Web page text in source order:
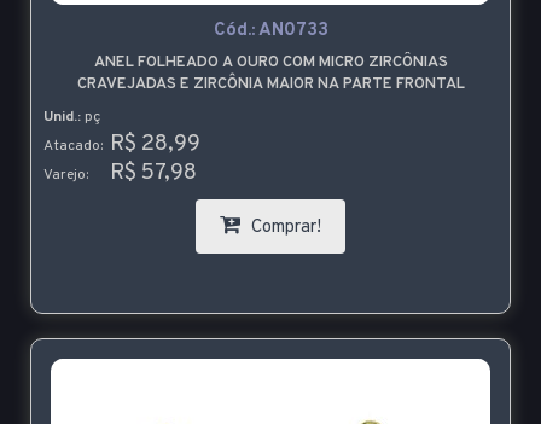
Cód.:AN0733
ANEL FOLHEADO A OURO COM MICRO ZIRCÔNIAS
CRAVEJADAS E ZIRCÔNIA MAIOR NA PARTE FRONTAL
Unid.: pç
Atacado: R$ 28,99
Varejo: R$ 57,98
Comprar!